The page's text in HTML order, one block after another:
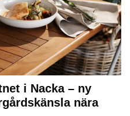
i Nacka – ny
nära